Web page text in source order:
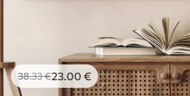
38.33€23.00 €